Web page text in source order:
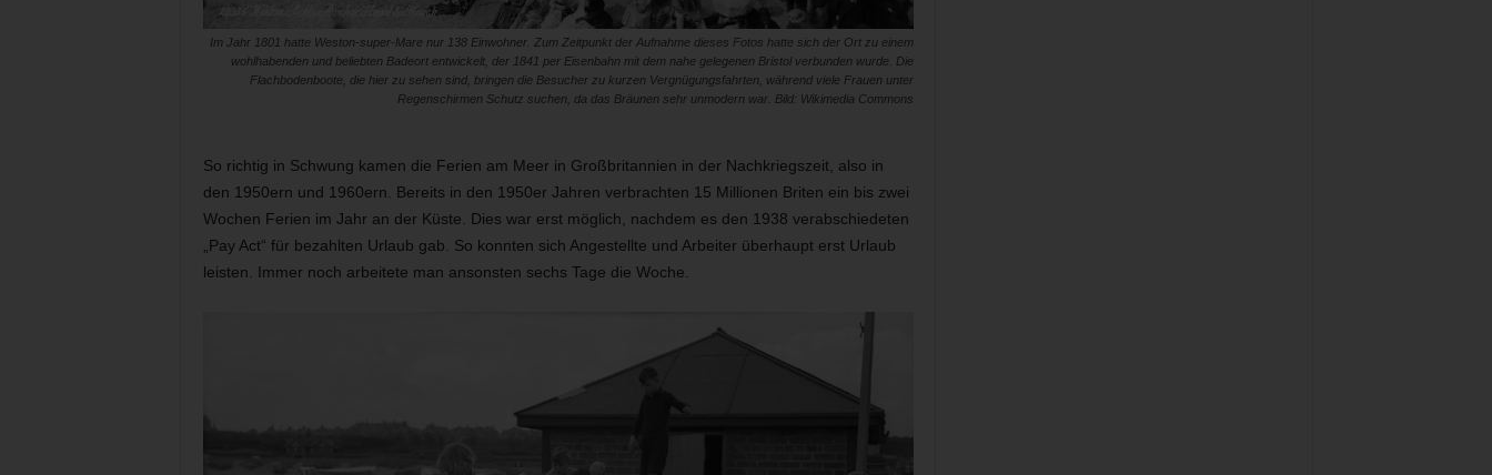
Im Jahr 1801 hatte Weston-super-Mare nur 138 Einwohner. Zum Zeitpunkt der Aufnahme dieses Fotos hatte sich der Ort zu einem
wohlhabenden und beliebten Badeort entwickelt, der 1841 per Eisenbahn mit dem nahe gelegenen Bristol verbunden wurde. Die
Flachbodenboote, die hier zu sehen sind, bringen die Besucher zu kurzen Vergnügungsfahrten, während viele Frauen unter
Regenschirmen Schutz suchen, da das Bräunen sehr unmodern war. Bild: Wikimedia Commons
So richtig in Schwung kamen die Ferien am Meer in Großbritannien in der Nachkriegszeit, also in
den 1950ern und 1960ern. Bereits in den 1950er Jahren verbrachten 15 Millionen Briten ein bis zwei
Wochen Ferien im Jahr an der Küste. Dies war erst möglich, nachdem es den 1938 verabschiedeten
„Pay Act“ für bezahlten Urlaub gab. So konnten sich Angestellte und Arbeiter überhaupt erst Urlaub
leisten. Immer noch arbeitete man ansonsten sechs Tage die Woche.